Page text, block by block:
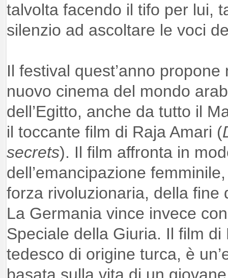
talvolta facendo il tifo per lui,
silenzio ad ascoltare le voci
Il festival quest’anno
nuovo cinema del mondo
dell’Egitto, anche da tutto il
il toccante film di Raja Amari (
secrets). Il film affronta in
dell’emancipazione
forza rivoluzionaria, della fine
La Germania vince invece
Speciale della Giuria. Il film di
tedesco di origine turca, è